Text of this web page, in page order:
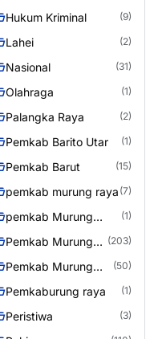
Hukum Kriminal (9)
Lahei (2)
Nasional (31)
Olahraga (1)
Palangka Raya (2)
Pemkab Barito Utar (1)
Pemkab Barut (15)
pemkab murung raya (7)
pemkab Murung
(1)
Pemkab Murung
(203)
Pemkab Murung
(50)
Pemkaburung raya (1)
Peristiwa (3)